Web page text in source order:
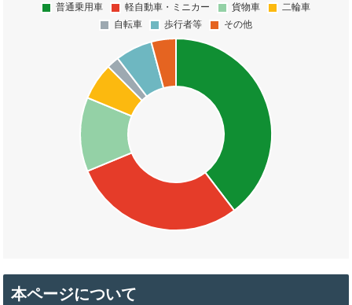
本ページについて